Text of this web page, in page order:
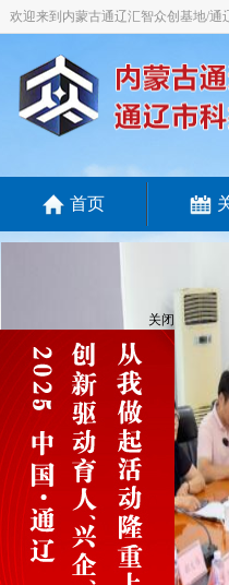
欢迎来到内蒙古通辽汇智众创基地/通
首页
关闭